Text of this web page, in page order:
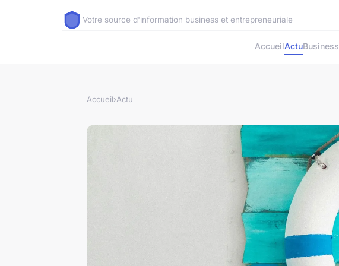
Votre source d'information business et entrepreneuriale
AccueilActuBusiness
Accueil›Actu